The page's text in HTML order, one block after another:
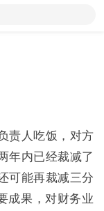
责人吃饭，对方
年内已经裁减了
可能再裁减三分
成果，对财务业